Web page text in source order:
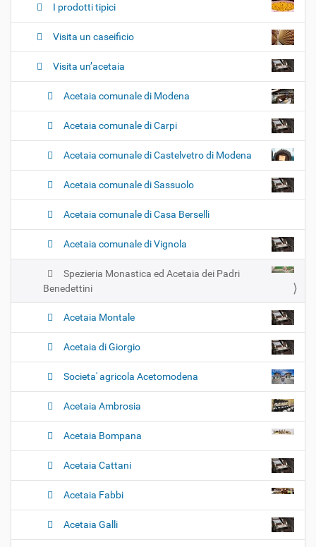
I prodotti tipici
Visita un caseificio
Visita un’acetaia
Acetaia comunale di Modena
Acetaia comunale di Carpi
Acetaia comunale di Castelvetro di Modena
Acetaia comunale di Sassuolo
Acetaia comunale di Casa Berselli
Acetaia comunale di Vignola
Spezieria Monastica ed Acetaia dei Padri
Benedettini
Acetaia Montale
Acetaia di Giorgio
Societa' agricola Acetomodena
Acetaia Ambrosia
Acetaia Bompana
Acetaia Cattani
Acetaia Fabbi
Acetaia Galli